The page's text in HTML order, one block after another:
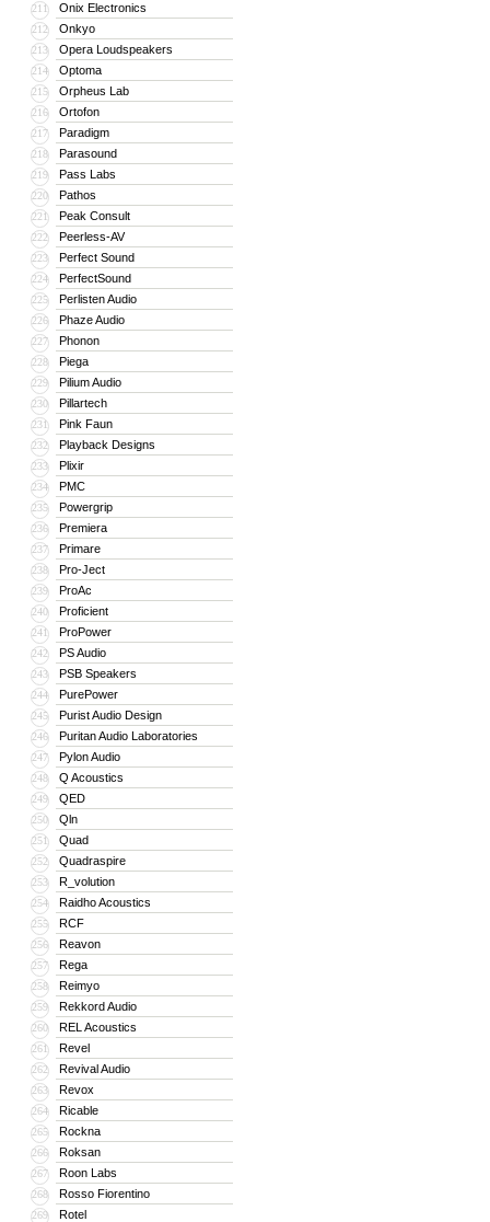
211 Onix Electronics
212 Onkyo
213 Opera Loudspeakers
214 Optoma
215 Orpheus Lab
216 Ortofon
217 Paradigm
218 Parasound
219 Pass Labs
220 Pathos
221 Peak Consult
222 Peerless-AV
223 Perfect Sound
224 PerfectSound
225 Perlisten Audio
226 Phaze Audio
227 Phonon
228 Piega
229 Pilium Audio
230 Pillartech
231 Pink Faun
232 Playback Designs
233 Plixir
234 PMC
235 Powergrip
236 Premiera
237 Primare
238 Pro-Ject
239 ProAc
240 Proficient
241 ProPower
242 PS Audio
243 PSB Speakers
244 PurePower
245 Purist Audio Design
246 Puritan Audio Laboratories
247 Pylon Audio
248 Q Acoustics
249 QED
250 Qln
251 Quad
252 Quadraspire
253 R_volution
254 Raidho Acoustics
255 RCF
256 Reavon
257 Rega
258 Reimyo
259 Rekkord Audio
260 REL Acoustics
261 Revel
262 Revival Audio
263 Revox
264 Ricable
265 Rockna
266 Roksan
267 Roon Labs
268 Rosso Fiorentino
269 Rotel